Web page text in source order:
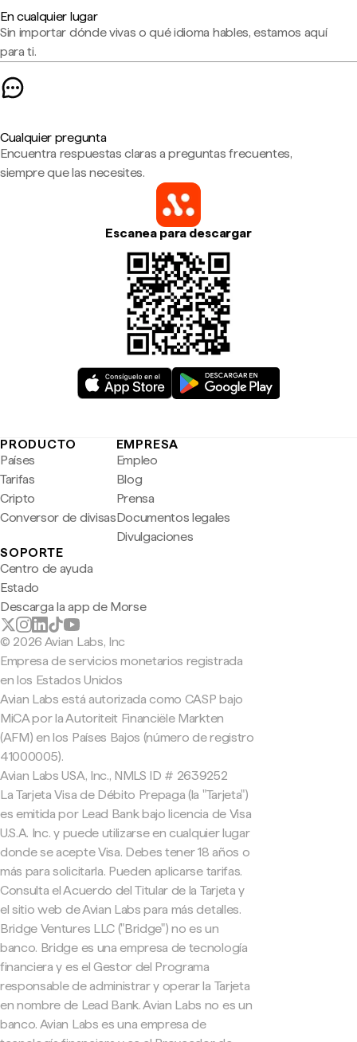
En cualquier lugar
Sin importar dónde vivas o qué idioma hables, estamos aquí
para ti.
Cualquier pregunta
Encuentra respuestas claras a preguntas frecuentes,
siempre que las necesites.
Escanea para descargar
PRODUCTO
Países
Tarifas
Cripto
Conversor de divisas
EMPRESA
Empleo
Blog
Prensa
Documentos legales
Divulgaciones
SOPORTE
Centro de ayuda
Estado
Descarga la app de Morse
© 2026 Avian Labs, Inc
Empresa de servicios monetarios registrada
en los Estados Unidos
Avian Labs está autorizada como CASP bajo
MiCA por la Autoriteit Financiële Markten
(AFM) en los Países Bajos (número de registro
41000005).
Avian Labs USA, Inc., NMLS ID # 2639252
La Tarjeta Visa de Débito Prepaga (la "Tarjeta")
es emitida por Lead Bank bajo licencia de Visa
U.S.A. Inc. y puede utilizarse en cualquier lugar
donde se acepte Visa. Debes tener 18 años o
más para solicitarla. Pueden aplicarse tarifas.
Consulta el Acuerdo del Titular de la Tarjeta y
el sitio web de Avian Labs para más detalles.
Bridge Ventures LLC ("Bridge") no es un
banco. Bridge es una empresa de tecnología
financiera y es el Gestor del Programa
responsable de administrar y operar la Tarjeta
en nombre de Lead Bank. Avian Labs no es un
banco. Avian Labs es una empresa de